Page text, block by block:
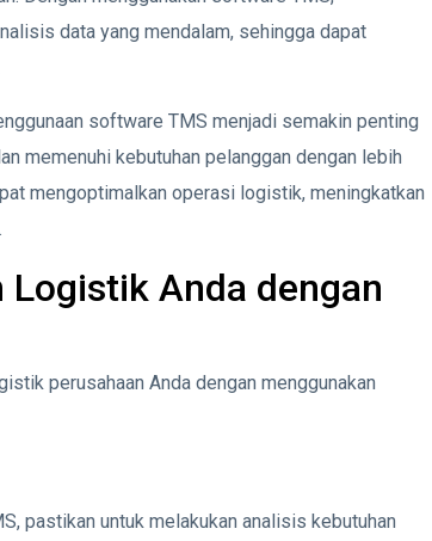
data yang mendalam, sehingga dapat
software TMS menjadi semakin penting
memenuhi kebutuhan pelanggan dengan lebih
mengoptimalkan operasi logistik, meningkatkan
Logistik Anda dengan
perusahaan Anda dengan menggunakan
pastikan untuk melakukan analisis kebutuhan